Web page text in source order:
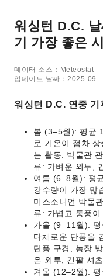
워싱턴 D.C.
기 가장 좋은 시
데이터 소스：Meteostat
업데이트 날짜：2025-09
워싱턴 D.C. 연중 기
봄 (3–5월): 평균
로 기온이 점차
는 활동: 박물관
류: 가벼운 외투,
여름 (6–8월): 평
강수량이 가장 많
미스소니언 박물
류: 가볍고 통풍이
가을 (9–11월): 평
다채로운 단풍을
단풍 구경, 농장
은 외투, 긴팔 셔
겨울 (12–2월):